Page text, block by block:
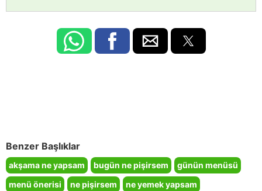
Benzer Başlıklar
akşama ne yapsam bugün ne pişirsem
günün menüsü
menü önerisi
ne pişirsem
ne yemek yapsam